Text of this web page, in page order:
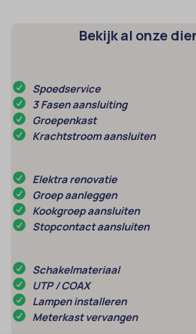
Bekijk al onze
Spoedservice
3 Fasen aansluiting
Groepenkast
Krachtstroom aansluiten
Elektra renovatie
Groep aanleggen
Kookgroep aansluiten
Stopcontact aansluiten
Schakelmateriaal
UTP / COAX
Lampen installeren
Meterkast vervangen